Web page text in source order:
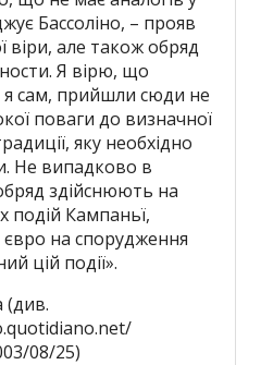
Бассоліно, – прояв
віри, але також обряд
Я вірю, що
я сам, прийшли сюди не
поваги до визначної
яку необхідно
Не випадково в
здійснюють на
подій Кампаньї,
на спорудження
цій події».
(див.
08/25)